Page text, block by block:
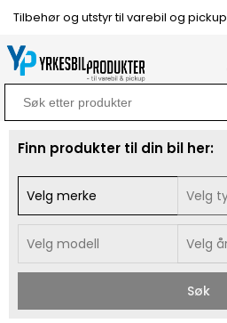
Tilbehør og utstyr til varebil og pickup
Search
for:
Finn produkter til din bil her:
Søk